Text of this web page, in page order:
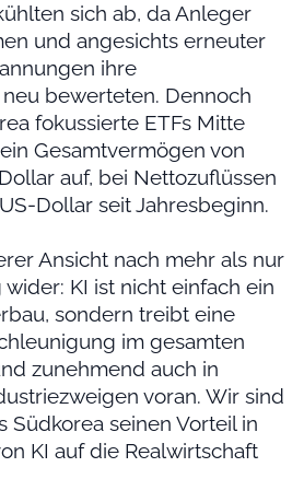
sich ab, da Anleger
und angesichts erneuter
ihre
bewerteten. Dennoch
fokussierte ETFs Mitte
Gesamtvermögen von
auf, bei Nettozuflüssen
Dollar seit Jahresbeginn.
Ansicht nach mehr als nur
KI ist nicht einfach ein
sondern treibt eine
im gesamten
zunehmend auch in
voran. Wir sind
Südkorea seinen Vorteil in
KI auf die Realwirtschaft